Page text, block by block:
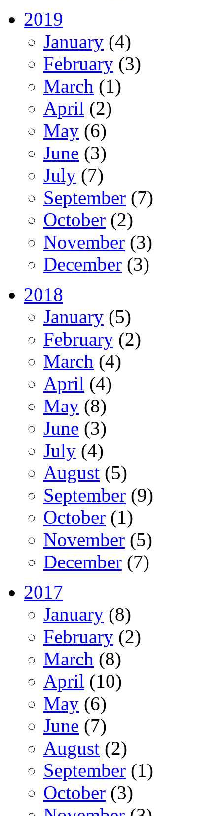
2019
January (4)
February (3)
March (1)
April (2)
May (6)
June (3)
July (7)
September (7)
October (2)
November (3)
December (3)
2018
January (5)
February (2)
March (4)
April (4)
May (8)
June (3)
July (4)
August (5)
September (9)
October (1)
November (5)
December (7)
2017
January (8)
February (2)
March (8)
April (10)
May (6)
June (7)
August (2)
September (1)
October (3)